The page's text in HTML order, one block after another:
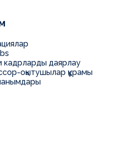
кадрларды даярлау
оқытушылар құрамы